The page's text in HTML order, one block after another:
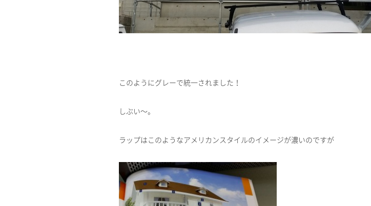
このようにグレーで統一されました！
しぶい～。
ラップはこのようなアメリカンスタイルのイメージが濃いのですが